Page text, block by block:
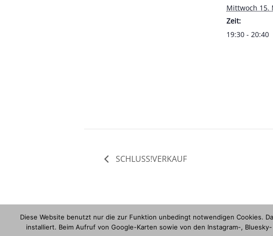
Mittwoch 15.
Zeit:
19:30 - 20:40
SCHLUSS!VERKAUF
Diese Website benutzt nur die zur Funktion unbedingt notwendigen Cookies.
installiert. Beim Aufruf von Google-Karten sowie von den Instagram-,